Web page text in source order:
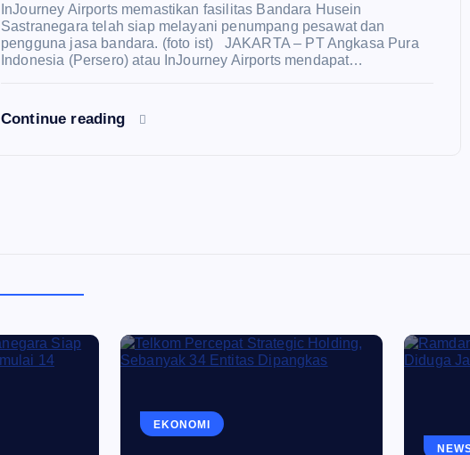
InJourney Airports memastikan fasilitas Bandara Husein
Sastranegara telah siap melayani penumpang pesawat dan
pengguna jasa bandara. (foto ist) JAKARTA – PT Angkasa Pura
Indonesia (Persero) atau InJourney Airports mendapat…
Continue reading